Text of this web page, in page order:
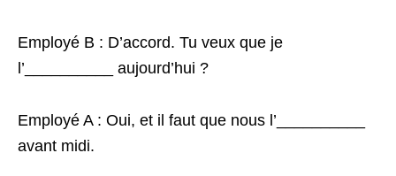
Employé B : D’accord. Tu veux que je
l’__________ aujourd’hui ?
Employé A : Oui, et il faut que nous l’__________
avant midi.